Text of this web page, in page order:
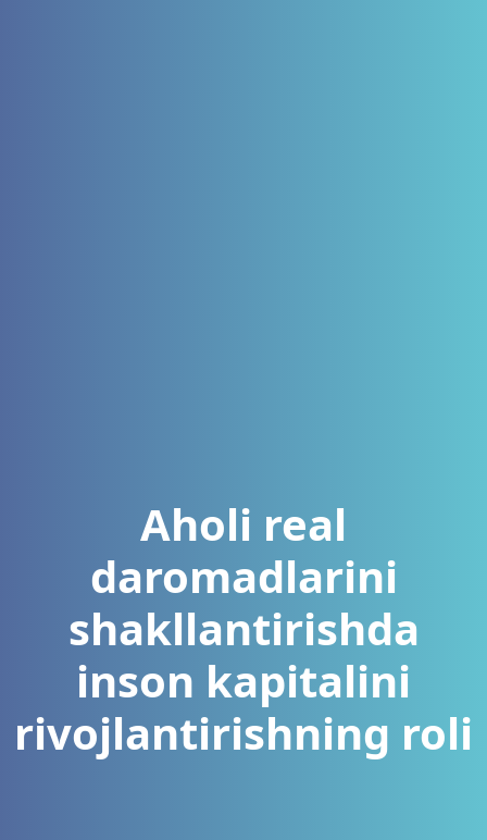
Aholi real
daromadlarini
shakllantirishda
inson kapitalini
rivojlantirishning roli